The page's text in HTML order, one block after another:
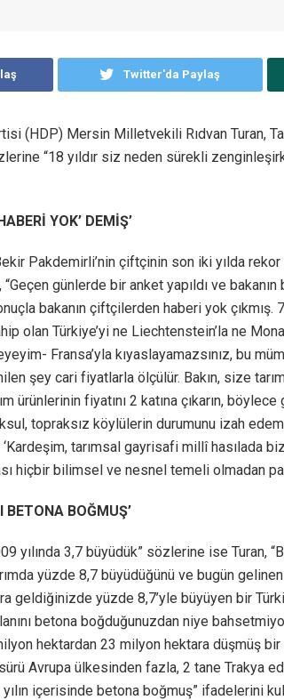
Twitter'da Paylaş
(HDP) Mersin Milletvekili Rıdvan Turan,
“18 yıldır siz neden sürekli
YOK’ DEMİŞ’
Pakdemirli’nin çiftçinin son iki yılda
günlerde bir anket yapıldı ve
bakanın çiftçilerden haberi yok
olan Türkiye’yi ne Liechtenstein’la ne
Fransa’yla kıyaslayamazsınız, bu
şey cari fiyatlarla ölçülür. Bakın, size
ürünlerinin fiyatını 2 katına çıkarın,
topraksız köylülerin durumunu izah
‘Kardeşim, tarımsal gayrisafi millî hasılada
hiçbir bilimsel ve nesnel temeli olmadan
BETONA BOĞMUŞ’
yılında 3,7 büyüdük” sözlerine ise Turan,
yüzde 8,7 büyüdüğünü ve bugün
geldiğinizde yüzde 8,7’yle büyüyen bir
betona boğduğunuzdan niye
hektardan 23 milyon hektara düşmüş bir
Avrupa ülkesinden fazla, 2 tane Trakya
içerisinde betona boğmuş” ifadelerini